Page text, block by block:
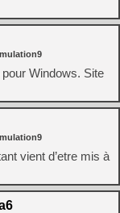
Windows. Site
vient d’etre mis à